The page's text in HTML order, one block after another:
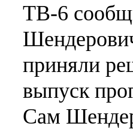
ТВ-6
приняли
выпуск
Сам